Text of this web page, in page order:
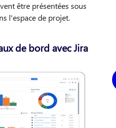
être présentées sous
l'espace de projet.
de bord avec Jira